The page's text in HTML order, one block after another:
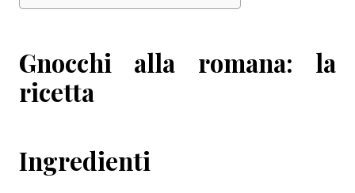
Gnocchi alla romana: la
ricetta
Ingredienti